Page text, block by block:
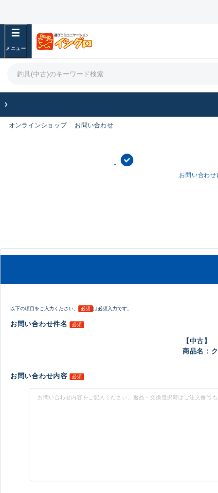
オンラインショップ お問い合わせ
お問い合わ
以下の項目をご入力ください。 必須 は必須入力です。
お問い合わせ件名 必須
【中古】
商品名 :
お問い合わせ内容 必須